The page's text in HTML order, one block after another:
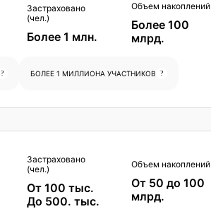
Застраховано
(чел.)
Более 1 млн.
Объем накоплений
Более 100
млрд.
? БОЛЕЕ 1 МИЛЛИОНА УЧАСТНИКОВ ?
Застраховано
(чел.)
От 100 тыс.
До 500. тыс.
Объем накоплений
От 50 до 100
млрд.